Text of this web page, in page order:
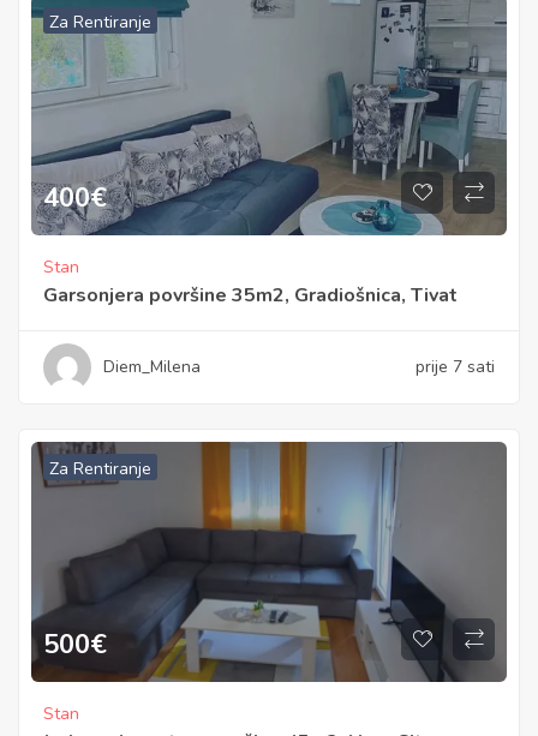
Za Rentiranje
400€
Stan
Garsonjera površine 35m2, Gradiošnica, Tivat
Diem_Milena prije 7 sati
Za Rentiranje
500€
Stan